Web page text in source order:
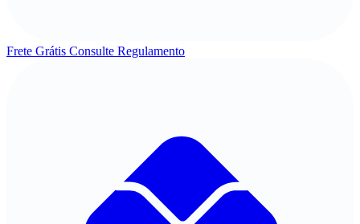
Frete Grátis Consulte Regulamento